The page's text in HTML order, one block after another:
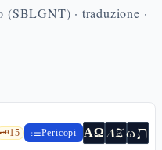
· traduzione ·
🗝️15 Pericopi ΑΩ AZωת